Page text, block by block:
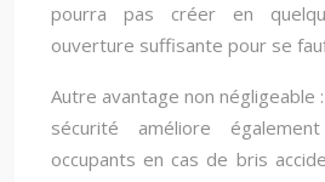
pourra pas créer en
ouverture suffisante pour se
Autre avantage non négligeable
sécurité améliore
occupants en cas de bris